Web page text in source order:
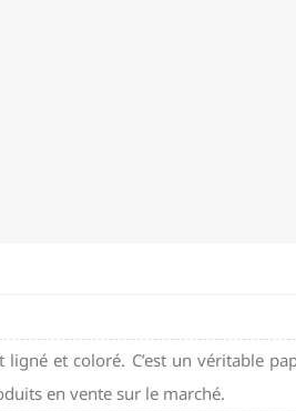
et coloré. C’est un véritable
en vente sur le marché.